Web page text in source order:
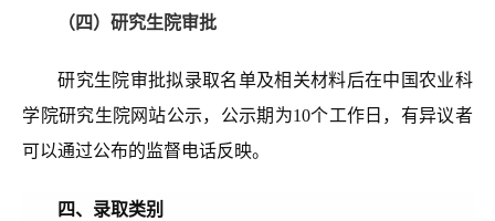
（四）研究生院审批
研究生院审批拟录取名单及相关材料后在中国农业科
学院研究生院网站公示，公示期为10个工作日，有异议者
可以通过公布的监督电话反映。
四、录取类别